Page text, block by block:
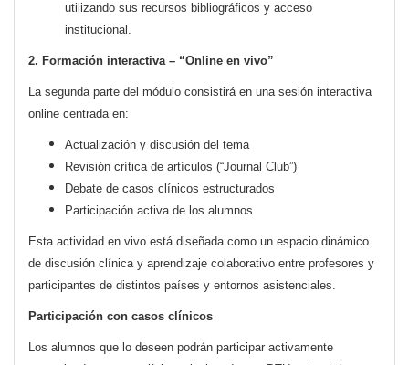
utilizando sus recursos bibliográficos y acceso
institucional.
2. Formación interactiva – “Online en vivo”
La segunda parte del módulo consistirá en una sesión interactiva
online centrada en:
Actualización y discusión del tema
Revisión crítica de artículos (“Journal Club”)
Debate de casos clínicos estructurados
Participación activa de los alumnos
Esta actividad en vivo está diseñada como un espacio dinámico
de discusión clínica y aprendizaje colaborativo entre profesores y
participantes de distintos países y entornos asistenciales.
Participación con casos clínicos
Los alumnos que lo deseen podrán participar activamente